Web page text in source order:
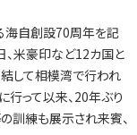
海自創設70周年を記
米豪印など12カ国と
して相模湾で行われ
って以来、20年ぶり
訓練も展示され来賓、